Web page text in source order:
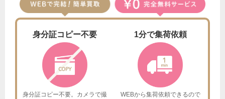
身分証コピー不要
身分証コピー不要。カメラで撮
1分で集荷依頼
WEBから集荷依頼できるので